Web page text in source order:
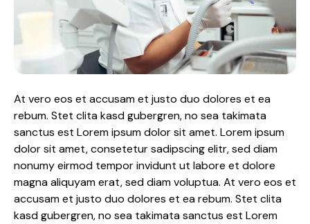
At vero eos et accusam et justo duo dolores et ea
rebum. Stet clita kasd gubergren, no sea takimata
sanctus est Lorem ipsum dolor sit amet. Lorem ipsum
dolor sit amet, consetetur sadipscing elitr, sed diam
nonumy eirmod tempor invidunt ut labore et dolore
magna aliquyam erat, sed diam voluptua. At vero eos et
accusam et justo duo dolores et ea rebum. Stet clita
kasd gubergren, no sea takimata sanctus est Lorem